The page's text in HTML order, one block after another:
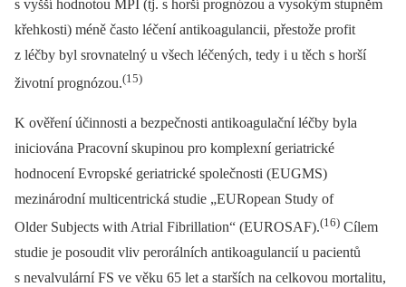
s vyšší hodnotou MPI (tj. s horší prognózou a vysokým stupněm
křehkosti) méně často léčení antikoagulancii, přestože profit
z léčby byl srovnatelný u všech léčených, tedy i u těch s horší
životní prognózou.(15)
K ověření účinnosti a bezpečnosti antikoagulační léčby byla
iniciována Pracovní skupinou pro komplexní geriatrické
hodnocení Evropské geriatrické společnosti (EUGMS)
mezinárodní multicentrická studie „EURopean Study of
Older Subjects with Atrial Fibrillation“ (EUROSAF).(16) Cílem
studie je posoudit vliv perorálních antikoagulancií u pacientů
s nevalvulární FS ve věku 65 let a starších na celkovou mortalitu,